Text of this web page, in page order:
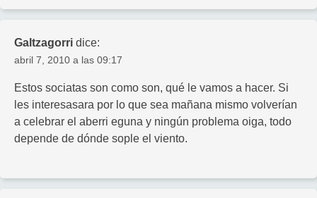
Galtzagorri dice:
abril 7, 2010 a las 09:17
Estos sociatas son como son, qué le vamos a hacer. Si
les interesasara por lo que sea mañana mismo volverían
a celebrar el aberri eguna y ningún problema oiga, todo
depende de dónde sople el viento.